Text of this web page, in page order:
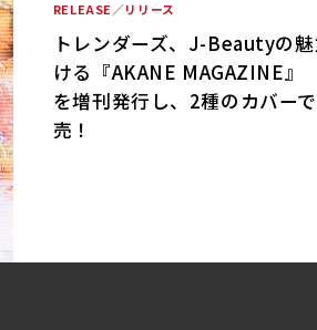
RELEASE／リリース
トレンダーズ、J-Beautyの
ける『AKANE MAGAZINE
を増刊発行し、2種のカバー
売！